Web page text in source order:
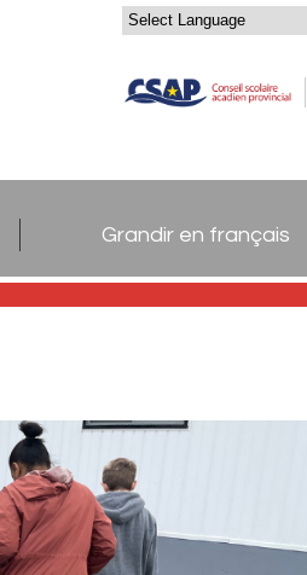
Grandir en français